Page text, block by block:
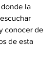
la
conocer de
de esta